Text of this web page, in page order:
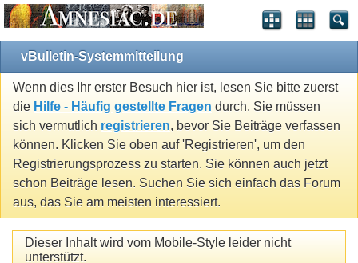
vBulletin-Systemmitteilung
Wenn dies Ihr erster Besuch hier ist, lesen Sie bitte zuerst
die Hilfe - Häufig gestellte Fragen durch. Sie müssen
sich vermutlich registrieren, bevor Sie Beiträge verfassen
können. Klicken Sie oben auf 'Registrieren', um den
Registrierungsprozess zu starten. Sie können auch jetzt
schon Beiträge lesen. Suchen Sie sich einfach das Forum
aus, das Sie am meisten interessiert.
Dieser Inhalt wird vom Mobile-Style leider nicht
unterstützt.